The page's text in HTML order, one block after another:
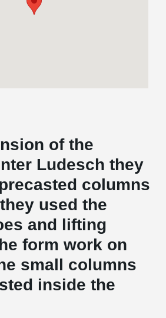
of the
Ludesch they
columns
used the
and lifting
form work on
small columns
inside the